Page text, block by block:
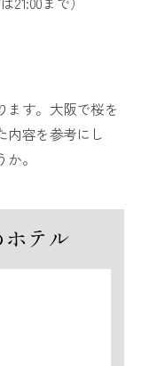
ます。大阪で桜を
内容を参考にし
。
ホテル